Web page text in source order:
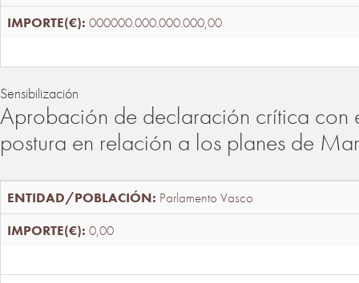
000000.000.000.000,00
Sensibilización
Aprobación de declaración crítica con
postura en relación a los planes de
Parlamento Vasco
0,00